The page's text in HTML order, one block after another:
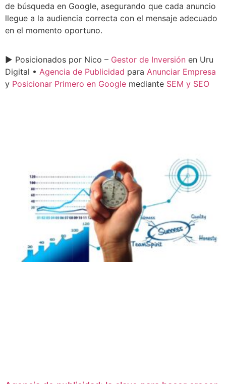
de búsqueda en Google, asegurando que cada anuncio
llegue a la audiencia correcta con el mensaje adecuado
en el momento oportuno.
► Posicionados por Nico – Gestor de Inversión en Uru
Digital • Agencia de Publicidad para Anunciar Empresa
y Posicionar Primero en Google mediante SEM y SEO